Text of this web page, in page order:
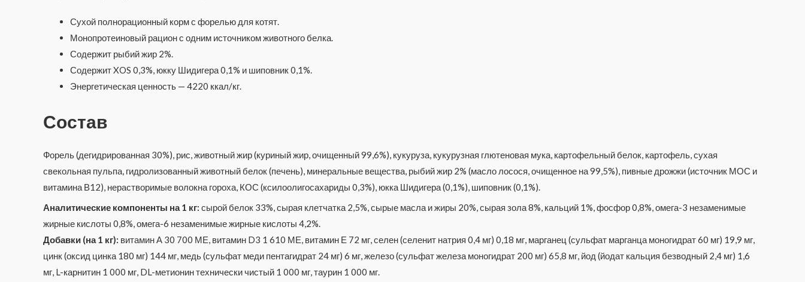
Сухой полнорационный корм с форелью для котят.
Монопротеиновый рацион с одним источником животного белка.
Содержит рыбий жир 2%.
Содержит XOS 0,3%, юкку Шидигера 0,1% и шиповник 0,1%.
Энергетическая ценность — 4220 ккал/кг.
Состав
Форель (дегидрированная 30%), рис, животный жир (куриный жир, очищенный 99,6%), кукуруза, кукурузная глютеновая мука, картофельный белок, картофель, сухая
свекольная пульпа, гидролизованный животный белок (печень), минеральные вещества, рыбий жир 2% (масло лосося, очищенное на 99,5%), пивные дрожжи (источник МОС и
витамина В12), нерастворимые волокна гороха, КОС (ксилоолигосахариды 0,3%), юкка Шидигера (0,1%), шиповник (0,1%).
Аналитические компоненты на 1 кг: сырой белок 33%, сырая клетчатка 2,5%, сырые масла и жиры 20%, сырая зола 8%, кальций 1%, фосфор 0,8%, омега-3 незаменимые
жирные кислоты 0,8%, омега-6 незаменимые жирные кислоты 4,2%.
Добавки (на 1 кг): витамин А 30 700 МЕ, витамин D3 1 610 МЕ, витамин Е 72 мг, селен (селенит натрия 0,4 мг) 0,18 мг, марганец (сульфат марганца моногидрат 60 мг) 19,9 мг,
цинк (оксид цинка 180 мг) 144 мг, медь (сульфат меди пентагидрат 24 мг) 6 мг, железо (сульфат железа моногидрат 200 мг) 65,8 мг, йод (йодат кальция безводный 2,4 мг) 1,6
мг, L-карнитин 1 000 мг, DL-метионин технически чистый 1 000 мг, таурин 1 000 мг.